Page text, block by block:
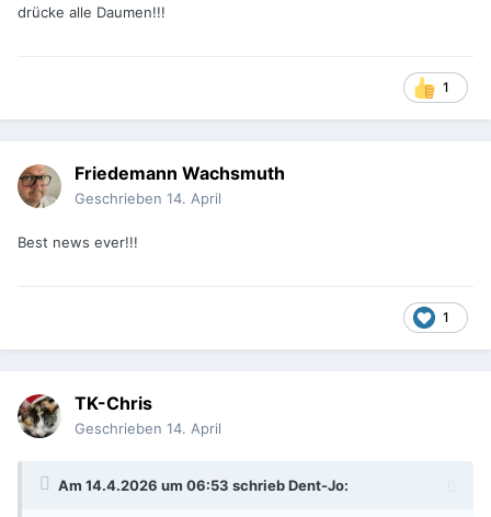
drücke alle Daumen!!!
1
Friedemann Wachsmuth
Geschrieben 14. April
Best news ever!!!
1
TK-Chris
Geschrieben 14. April
Am 14.4.2026 um 06:53 schriebDent-Jo: